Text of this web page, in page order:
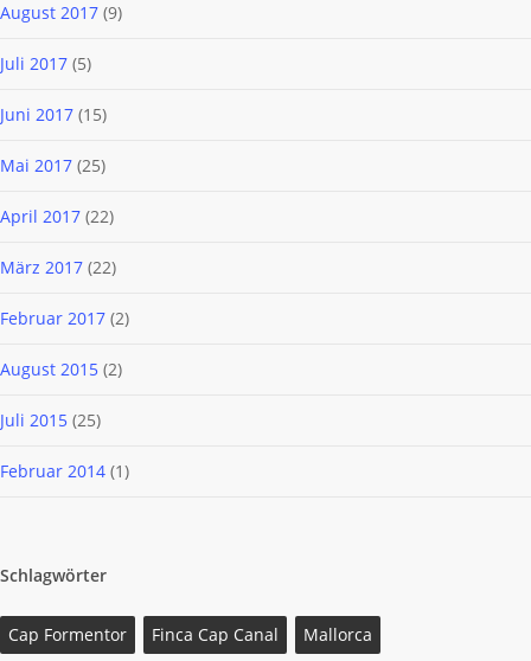
August 2017 (9)
Juli 2017 (5)
Juni 2017 (15)
Mai 2017 (25)
April 2017 (22)
März 2017 (22)
Februar 2017 (2)
August 2015 (2)
Juli 2015 (25)
Februar 2014 (1)
Schlagwörter
Cap Formentor Finca Cap Canal Mallorca